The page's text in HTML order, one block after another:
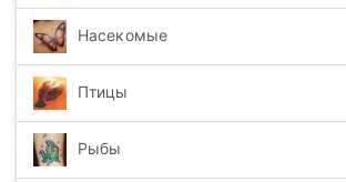
Насекомые
Птицы
Рыбы